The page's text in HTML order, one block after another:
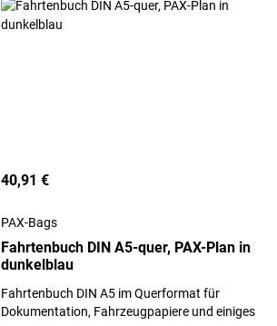
40,91 €
PAX-Bags
Fahrtenbuch DIN A5-quer, PAX-Plan in
dunkelblau
Fahrtenbuch DIN A5 im Querformat für
Dokumentation, Fahrzeugpapiere und einiges